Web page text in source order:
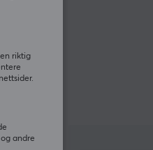
riktig
andre